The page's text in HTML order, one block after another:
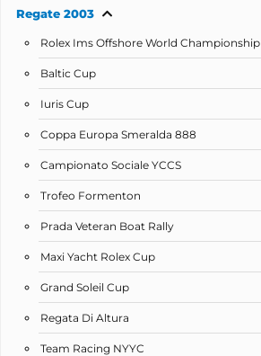
Regate 2003
Rolex Ims Offshore World Championship
Baltic Cup
Iuris Cup
Coppa Europa Smeralda 888
Campionato Sociale YCCS
Trofeo Formenton
Prada Veteran Boat Rally
Maxi Yacht Rolex Cup
Grand Soleil Cup
Regata Di Altura
Team Racing NYYC